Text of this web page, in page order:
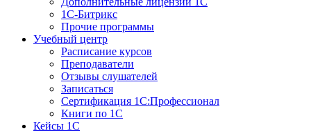
1С-Битрикс
Прочие программы
Учебный центр
Расписание курсов
Преподаватели
Отзывы слушателей
Записаться
Сертификация 1С:Профессионал
Книги по 1С
Кейсы 1С